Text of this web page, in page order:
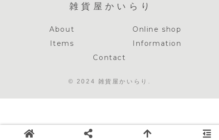
雑貨屋かいらり
About
Online shop
Items
Information
Contact
© 2024 雑貨屋かいらり.